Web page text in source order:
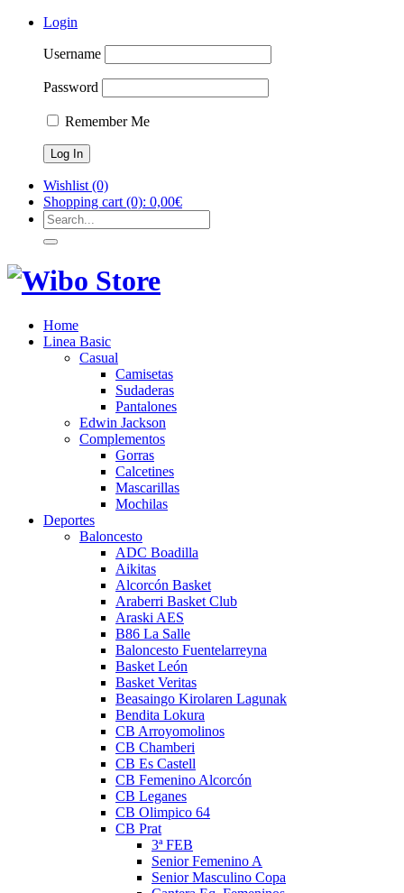
Login
Username
Password
Remember Me
Wishlist (0)
Shopping cart (0): 0,00€
Home
Linea Basic
Casual
Camisetas
Sudaderas
Pantalones
Edwin Jackson
Complementos
Gorras
Calcetines
Mascarillas
Mochilas
Deportes
Baloncesto
ADC Boadilla
Aikitas
Alcorcón Basket
Araberri Basket Club
Araski AES
B86 La Salle
Baloncesto Fuentelarreyna
Basket León
Basket Veritas
Beasaingo Kirolaren Lagunak
Bendita Lokura
CB Arroyomolinos
CB Chamberi
CB Es Castell
CB Femenino Alcorcón
CB Leganes
CB Olimpico 64
CB Prat
3ª FEB
Senior Femenino A
Senior Masculino Copa